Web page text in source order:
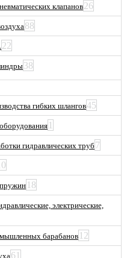
клапанов26
88
22
38
гибких шлангов45
1
гидравлических труб7
18
электрические,
барабанов 12
61